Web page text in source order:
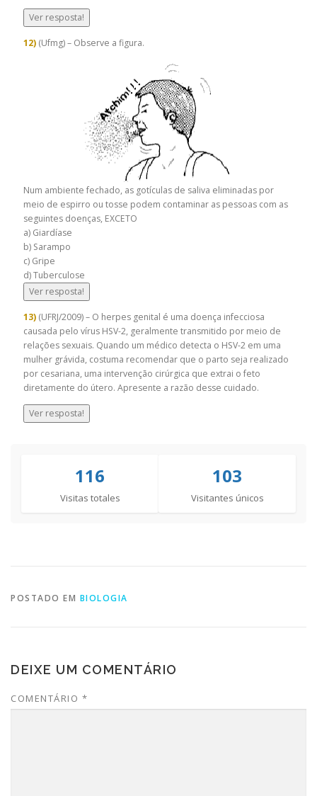
Ver resposta!
12) (Ufmg) – Observe a figura.
Num ambiente fechado, as gotículas de saliva eliminadas por
meio de espirro ou tosse podem contaminar as pessoas com as
seguintes doenças, EXCETO
a) Giardíase
b) Sarampo
c) Gripe
d) Tuberculose
Ver resposta!
13) (UFRJ/2009) – O herpes genital é uma doença infecciosa
causada pelo vírus HSV-2, geralmente transmitido por meio de
relações sexuais. Quando um médico detecta o HSV-2 em uma
mulher grávida, costuma recomendar que o parto seja realizado
por cesariana, uma intervenção cirúrgica que extrai o feto
diretamente do útero. Apresente a razão desse cuidado.
Ver resposta!
116
Visitas totales
103
Visitantes únicos
POSTADO EM BIOLOGIA
DEIXE UM COMENTÁRIO
COMENTÁRIO *